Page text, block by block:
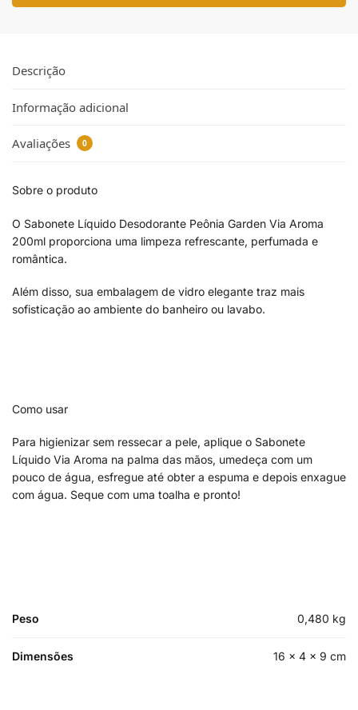
Descrição
Informação adicional
Avaliações 0
Sobre o produto
O Sabonete Líquido Desodorante Peônia Garden Via Aroma
200ml proporciona uma limpeza refrescante, perfumada e
romântica.
Além disso, sua embalagem de vidro elegante traz mais
sofisticação ao ambiente do banheiro ou lavabo.
Como usar
Para higienizar sem ressecar a pele, aplique o Sabonete
Líquido Via Aroma na palma das mãos, umedeça com um
pouco de água, esfregue até obter a espuma e depois enxague
com água. Seque com uma toalha e pronto!
Peso 0,480 kg
Dimensões 16 × 4 × 9 cm